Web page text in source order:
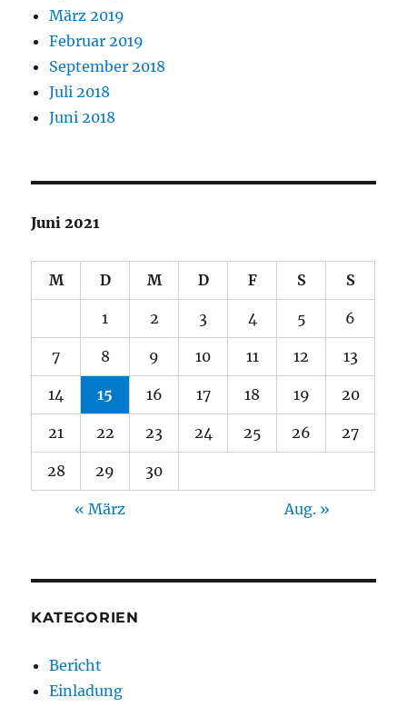
März 2019
Februar 2019
September 2018
Juli 2018
Juni 2018
Juni 2021
M D M D F S S
1 2 3 4 5 6
7 8 9 10 11 12 13
14 15 16 17 18 19 20
21 22 23 24 25 26 27
28 29 30
« März Aug. »
KATEGORIEN
Bericht
Einladung